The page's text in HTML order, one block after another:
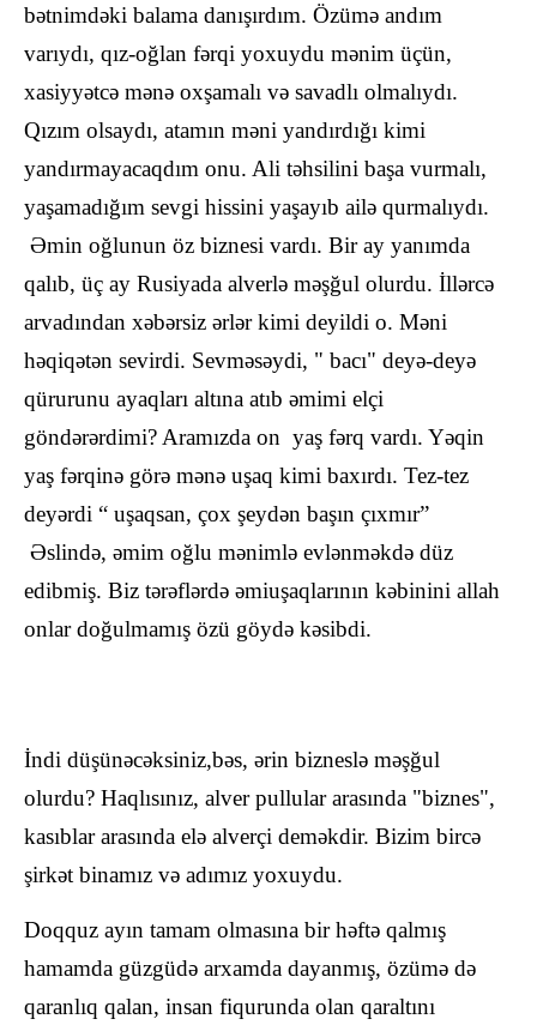
bətnimdəki balama danışırdım. Özümə andım
varıydı, qız-oğlan fərqi yoxuydu mənim üçün,
xasiyyətcə mənə oxşamalı və savadlı olmalıydı.
Qızım olsaydı, atamın məni yandırdığı kimi
yandırmayacaqdım onu. Ali təhsilini başa vurmalı,
yaşamadığım sevgi hissini yaşayıb ailə qurmalıydı.
Əmin oğlunun öz biznesi vardı. Bir ay yanımda
qalıb, üç ay Rusiyada alverlə məşğul olurdu. İllərcə
arvadından xəbərsiz ərlər kimi deyildi o. Məni
həqiqətən sevirdi. Sevməsəydi, " bacı" deyə-deyə
qürurunu ayaqları altına atıb əmimi elçi
göndərərdimi? Aramızda on yaş fərq vardı. Yəqin
yaş fərqinə görə mənə uşaq kimi baxırdı. Tez-tez
deyərdi “ uşaqsan, çox şeydən başın çıxmır”
Əslində, əmim oğlu mənimlə evlənməkdə düz
edibmiş. Biz tərəflərdə əmiuşaqlarının kəbinini allah
onlar doğulmamış özü göydə kəsibdi.
İndi düşünəcəksiniz,bəs, ərin bizneslə məşğul
olurdu? Haqlısınız, alver pullular arasında "biznes",
kasıblar arasında elə alverçi deməkdir. Bizim bircə
şirkət binamız və adımız yoxuydu.
Doqquz ayın tamam olmasına bir həftə qalmış
hamamda güzgüdə arxamda dayanmış, özümə də
qaranlıq qalan, insan fiqurunda olan qaraltını